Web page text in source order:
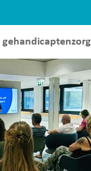
gehandicaptenzorg